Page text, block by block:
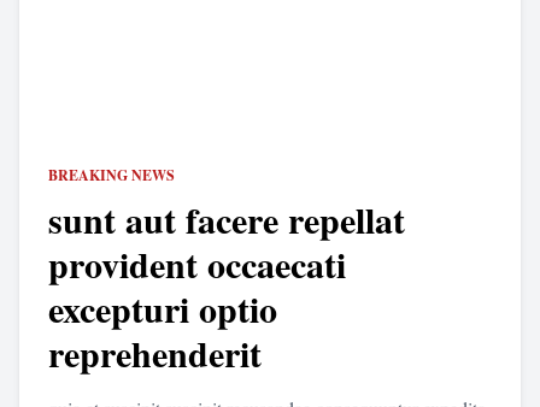
BREAKING NEWS
sunt aut facere repellat
provident occaecati
excepturi optio
reprehenderit